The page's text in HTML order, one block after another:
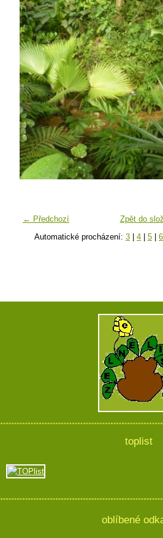
← Předchozí
Zpět do
Automatické procházení: 3 | 4 | 5 | 6
toplist
oblíbené